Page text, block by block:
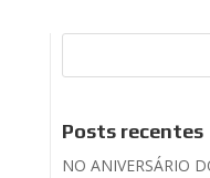
Posts recentes
NO ANIVERSÁRIO